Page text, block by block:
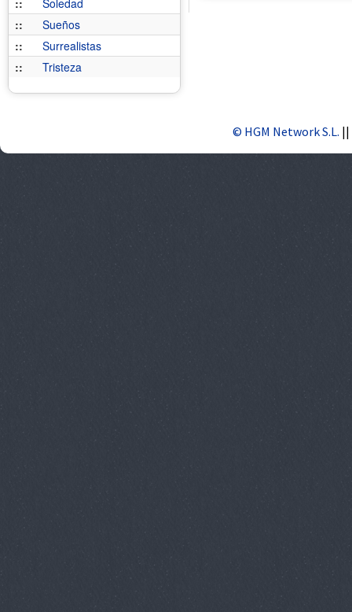
::
Soledad
::
Sueños
::
Surrealistas
::
Tristeza
© HGM Network S.L. ||